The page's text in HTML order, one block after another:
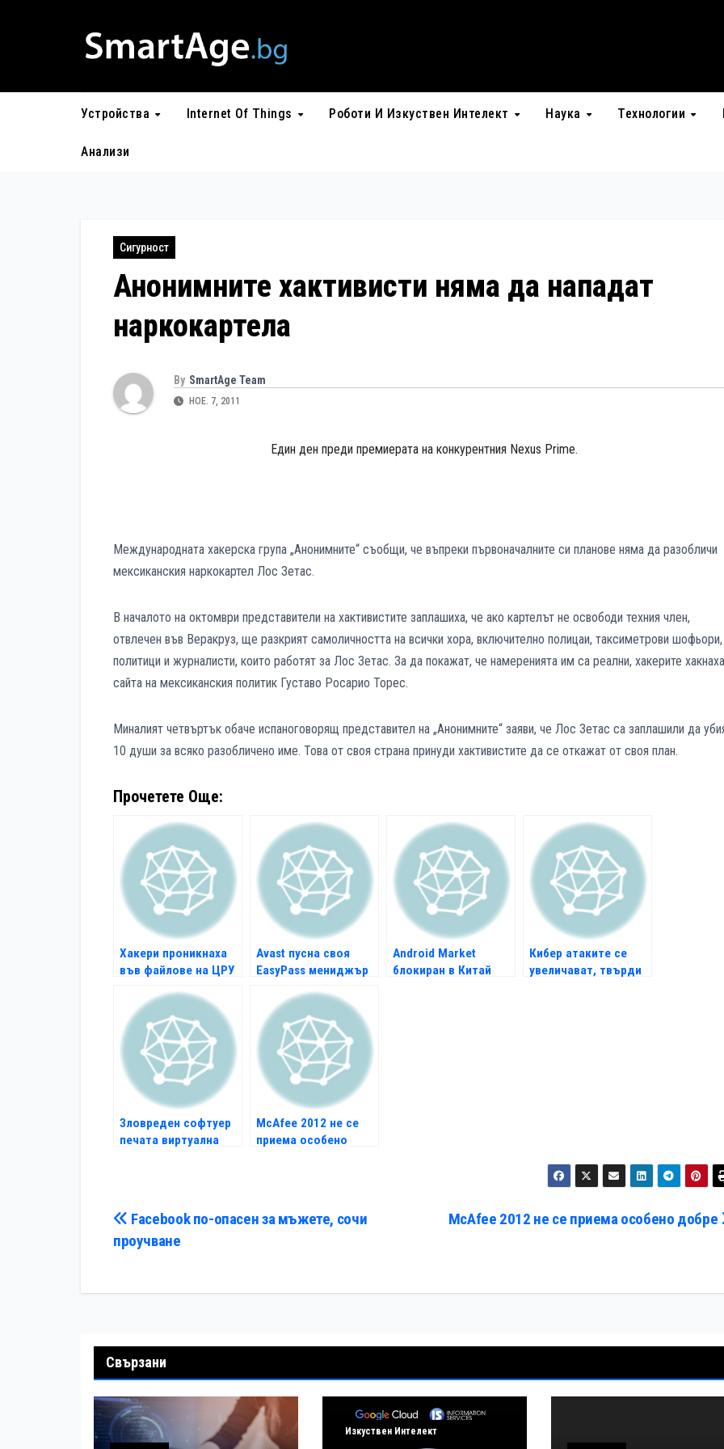
Устройства Internet Of Things Роботи И Изкуствен Интелект Наука Технологии
Анализи
Сигурност
Анонимните хактивисти няма да нападат
наркокартела
By SmartAge Team
НОЕ. 7, 2011
Един ден преди премиерата на конкурентния Nexus Prime.
Международната хакерска група „Анонимните“ съобщи, че въпреки първоначалните си планове няма да разобличи
мексиканския наркокартел Лос Зетас.
В началото на октомври представители на хактивистите заплашиха, че ако картелът не освободи техния член,
отвлечен във Веракруз, ще разкрият самоличността на всички хора, включително полицаи, таксиметрови шофьори,
политици и журналисти, които работят за Лос Зетас. За да покажат, че намеренията им са реални, хакерите хакнаха
сайта на мексиканския политик Густаво Росарио Торес.
Миналият четвъртък обаче испаноговорящ представител на „Анонимните“ заяви, че Лос Зетас са заплашили да
10 души за всяко разобличено име. Това от своя страна принуди хактивистите да се откажат от своя план.
Прочетете Още:
Хакери проникнаха
във файлове на ЦРУ
Avast пусна своя
EasyPаss мениджър
Android Market
блокиран в Китай
Кибер атаките се
увеличават, твърди
Зловреден софтуер
печата виртуална
МcAfee 2012 не се
приема особено
Навигация МcAfee 2012 не се приема особено добре
Facebook по-опасен за мъжете, сочи
проучване
Свързани
Изкуствен Интелект